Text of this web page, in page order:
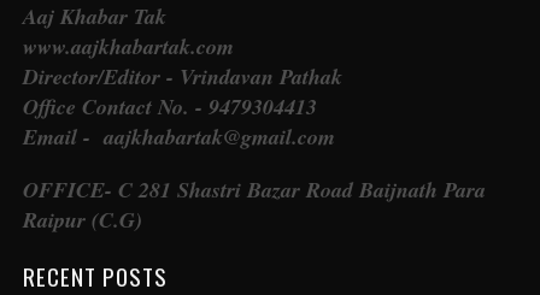
Aaj Khabar Tak
www.aajkhabartak.com
Director/Editor - Vrindavan Pathak
Office Contact No. - 9479304413
Email - aajkhabartak@gmail.com
OFFICE- C 281 Shastri Bazar Road Baijnath Para
Raipur (C.G)
RECENT POSTS